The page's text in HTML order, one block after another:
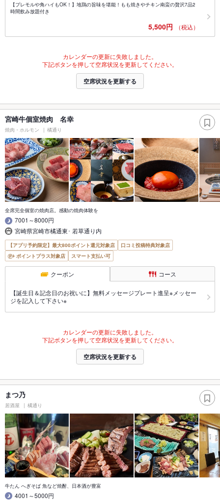
【プレモルや角ハイもOK！】地鶏の旨味を堪能！もも焼きやチキン南蛮の贅沢7品2
時間飲み放題付き
5,500円 （税込）
カレンダーの更新に失敗しました。
下記ボタンを押して空席状況を更新してください。
空席状況を更新する
宮崎牛個室焼肉 名幸
焼肉・ホルモン 橘通り
全席完全個室の焼肉店。感動の焼肉体験を
7001～8000円
宮崎県宮崎市橘通東･ 若草通り内
【アプリ予約限定】最大800ポイント還元対象店
口コミ投稿特典対象店
ポイントプラス対象店
スマート支払い可
クーポン コース
【誕生日＆記念日のお祝いに】無料メッセージプレート進呈※メッセー
ジを記入して下さい※
カレンダーの更新に失敗しました。
下記ボタンを押して空席状況を更新してください。
空席状況を更新する
まつ乃
居酒屋 橘通り
牛たん へぎそば 魚など焼酎、日本酒が豊富
4001～5000円